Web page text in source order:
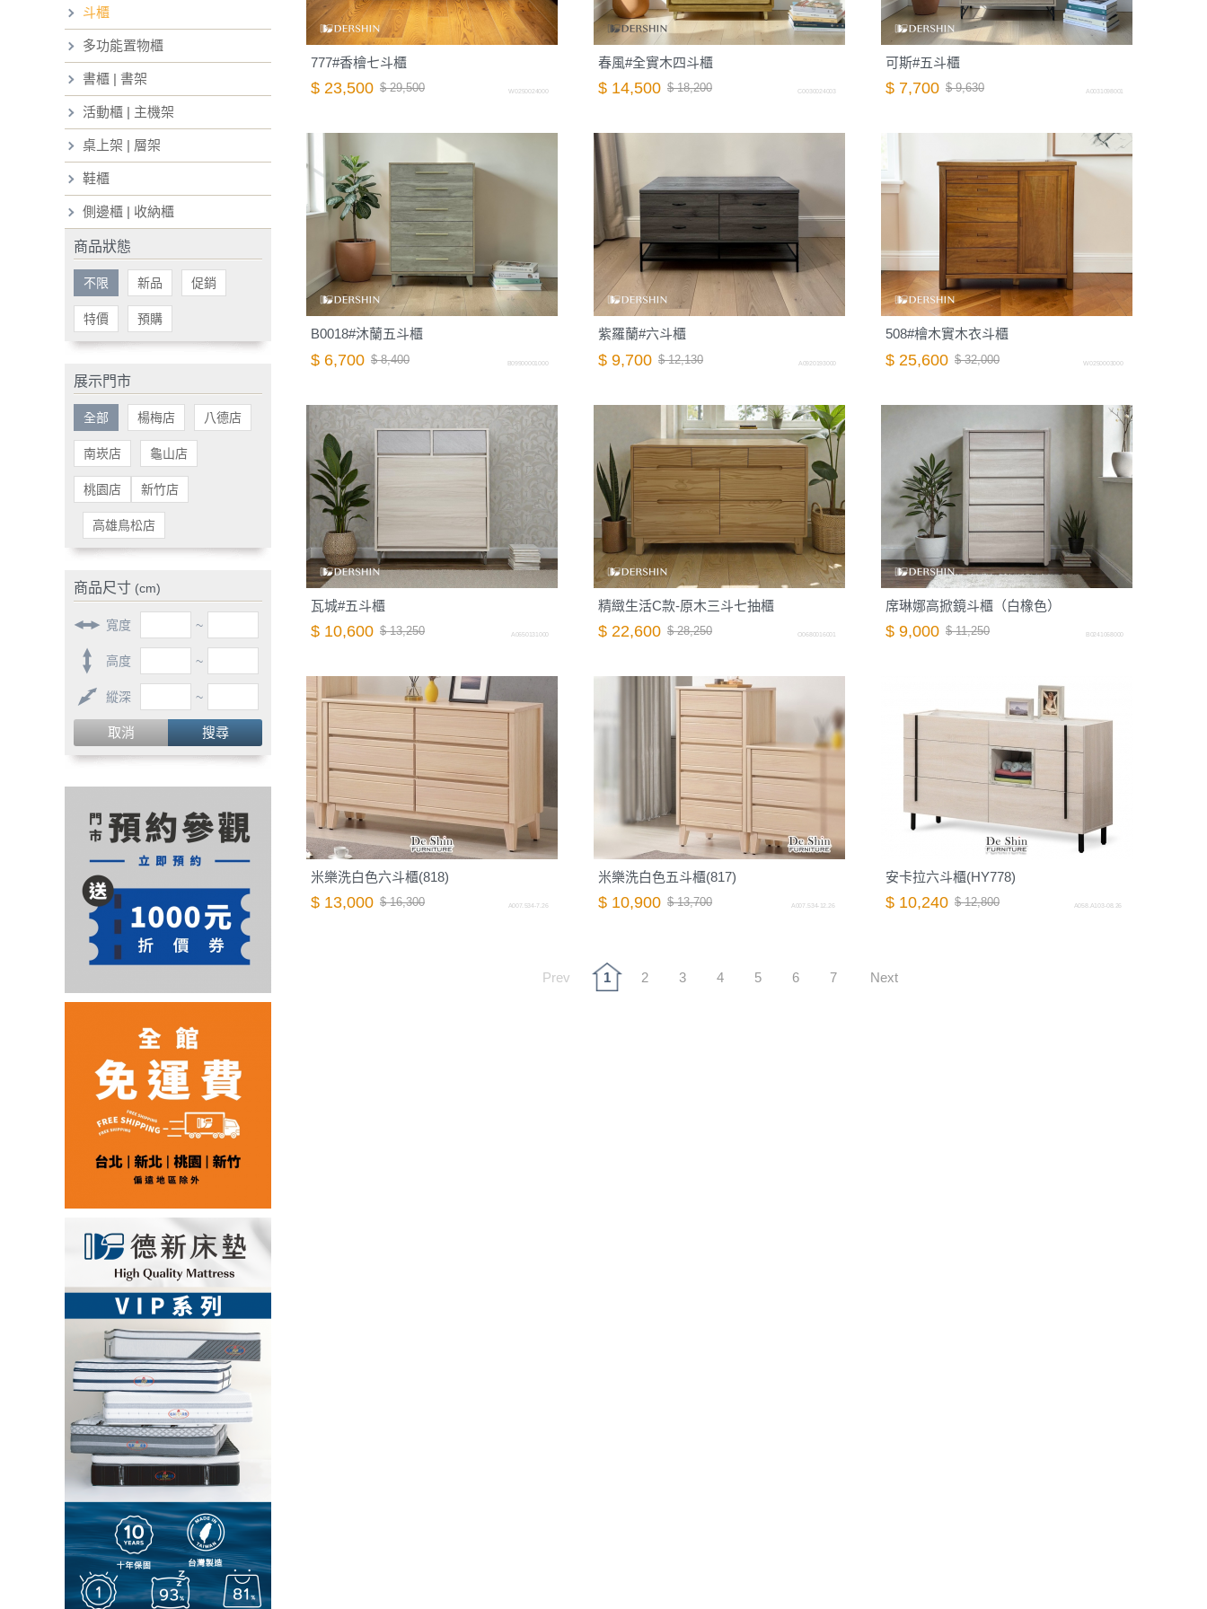
斗櫃
多功能置物櫃
書櫃 | 書架
活動櫃 | 主機架
桌上架 | 層架
鞋櫃
側邊櫃 | 收納櫃
商品狀態
不限 新品 促銷
特價 預購
展示門市
全部 楊梅店 八德店
南崁店 龜山店
桃園店 新竹店
高雄鳥松店
商品尺寸 (cm)
寬度 ~
高度 ~
縱深 ~
取消 搜尋
777#香檜七斗櫃
$ 23,500 $ 29,500 W0250024000
春風#全實木四斗櫃
$ 14,500 $ 18,200 C0030024003
可斯#五斗櫃
$ 7,700 $ 9,630 A0031098001
B0018#沐蘭五斗櫃
$ 6,700 $ 8,400 B09900001000
紫羅蘭#六斗櫃
$ 9,700 $ 12,130 A0920193000
508#檜木實木衣斗櫃
$ 25,600 $ 32,000 W0250003000
瓦城#五斗櫃
$ 10,600 $ 13,250 A0650131000
精緻生活C款-原木三斗七抽櫃
$ 22,600 $ 28,250 O0680016001
席琳娜高掀鏡斗櫃（白橡色）
$ 9,000 $ 11,250 B0241068000
米樂洗白色六斗櫃(818)
$ 13,000 $ 16,300 A007.534-7.26
米樂洗白色五斗櫃(817)
$ 10,900 $ 13,700 A007.534-12.26
安卡拉六斗櫃(HY778)
$ 10,240 $ 12,800 A058.A103-08.26
Prev 1 2 3 4 5 6 7 Next